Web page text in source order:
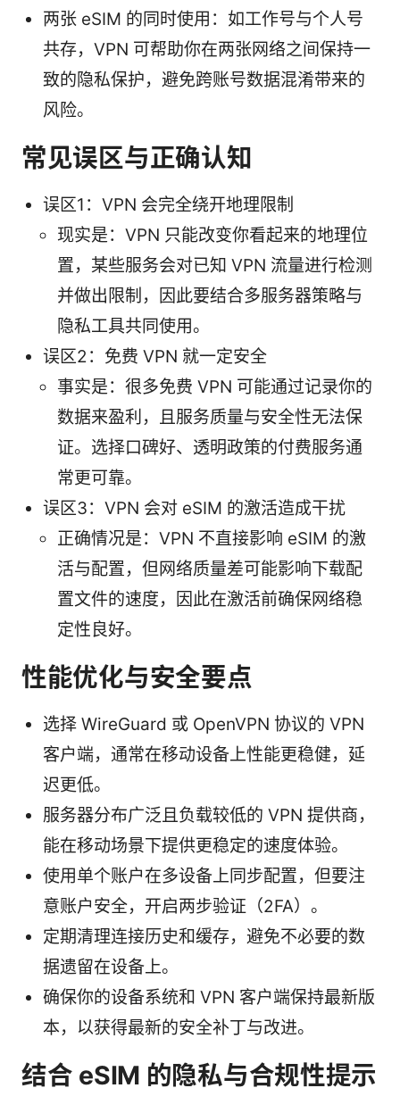
两张 eSIM 的同时使用：如工作号与个人号
共存，VPN 可帮助你在两张网络之间保持一
致的隐私保护，避免跨账号数据混淆带来的
风险。
常见误区与正确认知
误区1：VPN 会完全绕开地理限制
现实是：VPN 只能改变你看起来的地理位
置，某些服务会对已知 VPN 流量进行检测
并做出限制，因此要结合多服务器策略与
隐私工具共同使用。
误区2：免费 VPN 就一定安全
事实是：很多免费 VPN 可能通过记录你的
数据来盈利，且服务质量与安全性无法保
证。选择口碑好、透明政策的付费服务通
常更可靠。
误区3：VPN 会对 eSIM 的激活造成干扰
正确情况是：VPN 不直接影响 eSIM 的激
活与配置，但网络质量差可能影响下载配
置文件的速度，因此在激活前确保网络稳
定性良好。
性能优化与安全要点
选择 WireGuard 或 OpenVPN 协议的 VPN
客户端，通常在移动设备上性能更稳健，延
迟更低。
服务器分布广泛且负载较低的 VPN 提供商，
能在移动场景下提供更稳定的速度体验。
使用单个账户在多设备上同步配置，但要注
意账户安全，开启两步验证（2FA）。
定期清理连接历史和缓存，避免不必要的数
据遗留在设备上。
确保你的设备系统和 VPN 客户端保持最新版
本，以获得最新的安全补丁与改进。
结合 eSIM 的隐私与合规性提示